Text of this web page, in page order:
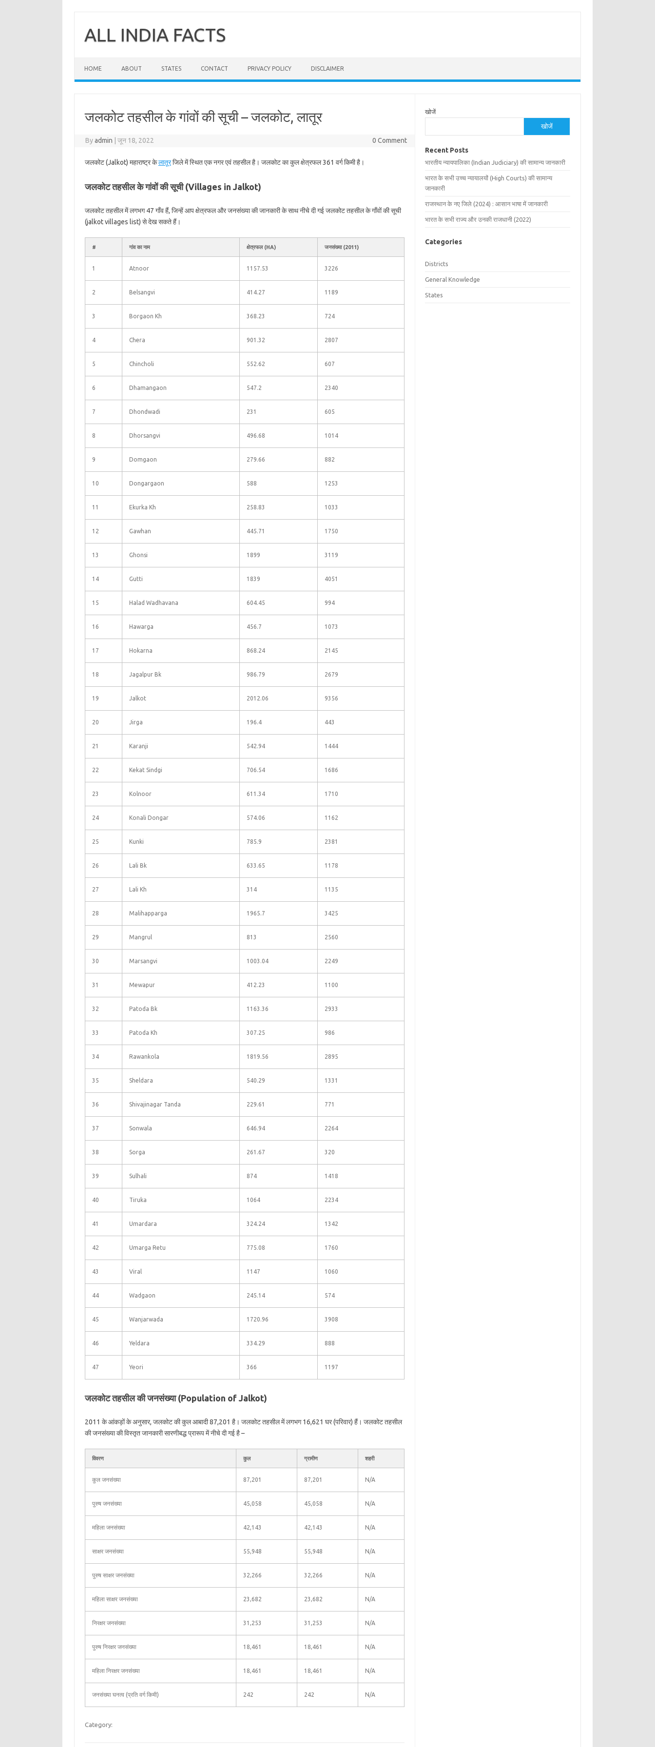
contentALL INDIA FACTS
HOME ABOUT STATES CONTACT PRIVACY POLICY DISCLAIMER
जलकोट तहसील के गांवों की सूची – जलकोट, लातूर
Byadmin जून 18, 2022 0 Comment
जलकोट (Jalkot) महाराष्ट्र केलातूरजिले में स्थित एक नगर एवं तहसील है। जलकोट का कुल क्षेत्रफल 361 वर्ग किमी है।
जलकोट तहसील के गांवों की सूची (Villages in Jalkot)
जलकोट तहसील में लगभग 47 गाँव हैं, जिन्हें आप क्षेत्रफल और जनसंख्या की जानकारी के साथ नीचे दी गई जलकोट तहसील के गाँवों की सूची
(jalkot villages list) से देख सकते हैं।
# गांव का नाम क्षेत्रफल (HA) जनसंख्या (2011)
1 Atnoor 1157.53 3226
2 Belsangvi 414.27 1189
3 Borgaon Kh 368.23 724
4 Chera 901.32 2807
5 Chincholi 552.62 607
6 Dhamangaon 547.2 2340
7 Dhondwadi 231 605
8 Dhorsangvi 496.68 1014
9 Domgaon 279.66 882
10 Dongargaon 588 1253
11 Ekurka Kh 258.83 1033
12 Gawhan 445.71 1750
13 Ghonsi 1899 3119
14 Gutti 1839 4051
15 Halad Wadhavana 604.45 994
16 Hawarga 456.7 1073
17 Hokarna 868.24 2145
18 Jagalpur Bk 986.79 2679
19 Jalkot 2012.06 9356
20 Jirga 196.4 443
21 Karanji 542.94 1444
22 Kekat Sindgi 706.54 1686
23 Kolnoor 611.34 1710
24 Konali Dongar 574.06 1162
25 Kunki 785.9 2381
26 Lali Bk 633.65 1178
27 Lali Kh 314 1135
28 Malihapparga 1965.7 3425
29 Mangrul 813 2560
30 Marsangvi 1003.04 2249
31 Mewapur 412.23 1100
32 Patoda Bk 1163.36 2933
33 Patoda Kh 307.25 986
34 Rawankola 1819.56 2895
35 Sheldara 540.29 1331
36 Shivajinagar Tanda 229.61 771
37 Sonwala 646.94 2264
38 Sorga 261.67 320
39 Sulhali 874 1418
40 Tiruka 1064 2234
41 Umardara 324.24 1342
42 Umarga Retu 775.08 1760
43 Viral 1147 1060
44 Wadgaon 245.14 574
45 Wanjarwada 1720.96 3908
46 Yeldara 334.29 888
47 Yeori 366 1197
जलकोट तहसील की जनसंख्या (Population of Jalkot)
2011 के आंकड़ों के अनुसार, जलकोट की कुल आबादी 87,201 है। जलकोट तहसील में लगभग 16,621 घर (परिवार) हैं। जलकोट तहसील
की जनसंख्या की विस्तृत जानकारी सारणीबद्ध प्रारूप में नीचे दी गई है –
विवरण कुल ग्रामीण शहरी
कुल जनसंख्या 87,201 87,201 N/A
पुरुष जनसंख्या 45,058 45,058 N/A
महिला जनसंख्या 42,143 42,143 N/A
साक्षर जनसंख्या 55,948 55,948 N/A
पुरुष साक्षर जनसंख्या 32,266 32,266 N/A
महिला साक्षर जनसंख्या 23,682 23,682 N/A
निरक्षर जनसंख्या 31,253 31,253 N/A
पुरुष निरक्षर जनसंख्या 18,461 18,461 N/A
महिला निरक्षर जनसंख्या 18,461 18,461 N/A
जनसंख्या घनत्व (प्रति वर्ग किमी) 242 242 N/A
Category:
खोजें
खोजें
Recent Posts
भारतीय न्यायपालिका (Indian Judiciary) की सामान्य जानकारी
भारत के सभी उच्च न्यायालयों (High Courts) की सामान्य
जानकारी
राजस्थान के नए जिले (2024) : आसान भाषा में जानकारी
भारत के सभी राज्य और उनकी राजधानी (2022)
Categories
Districts
General Knowledge
States